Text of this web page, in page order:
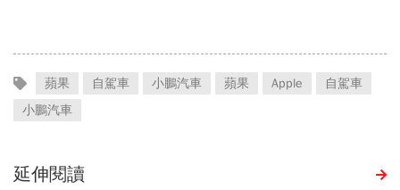
蘋果 自駕車 小鵬汽車 蘋果 Apple
自駕車
小鵬汽車
延伸閱讀